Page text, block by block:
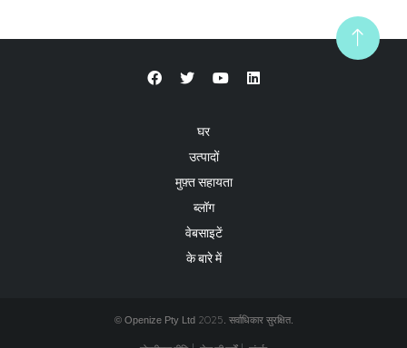
घर
उत्पादों
मुफ़्त सहायता
ब्लॉग
वेबसाइटें
के बारे में
© Openize Pty Ltd 2025 . सर्वाधिकार सुरक्षित.